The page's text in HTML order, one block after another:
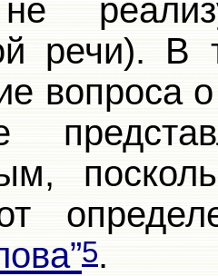
речи). В
вопроса о
5.